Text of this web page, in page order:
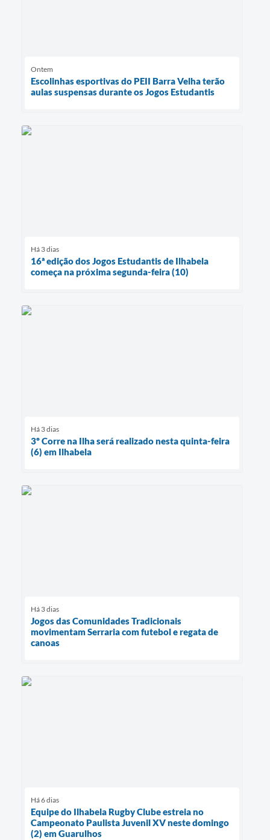
Ontem
Escolinhas esportivas do PEII Barra Velha terão
aulas suspensas durante os Jogos Estudantis
Há 3 dias
16ª edição dos Jogos Estudantis de Ilhabela
começa na próxima segunda-feira (10)
Há 3 dias
3º Corre na Ilha será realizado nesta quinta-feira
(6) em Ilhabela
Há 3 dias
Jogos das Comunidades Tradicionais
movimentam Serraria com futebol e regata de
canoas
Há 6 dias
Equipe do Ilhabela Rugby Clube estreia no
Campeonato Paulista Juvenil XV neste domingo
(2) em Guarulhos